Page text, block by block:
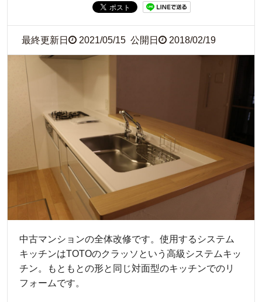
最終更新日 2021/05/15 公開日 2018/02/19
中古マンションの全体改修です。使用するシステム
キッチンはTOTOのクラッソという高級システムキッ
チン。もともとの形と同じ対面型のキッチンでのリ
フォームです。